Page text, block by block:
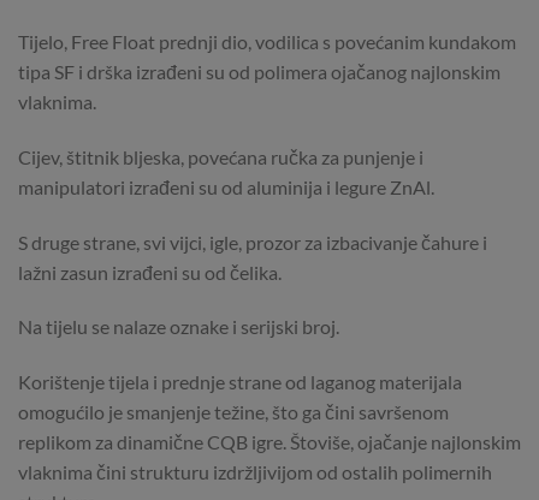
Tijelo, Free Float prednji dio, vodilica s povećanim kundakom
tipa SF i drška izrađeni su od polimera ojačanog najlonskim
vlaknima.
Cijev, štitnik bljeska, povećana ručka za punjenje i
manipulatori izrađeni su od aluminija i legure ZnAl.
S druge strane, svi vijci, igle, prozor za izbacivanje čahure i
lažni zasun izrađeni su od čelika.
Na tijelu se nalaze oznake i serijski broj.
Korištenje tijela i prednje strane od laganog materijala
omogućilo je smanjenje težine, što ga čini savršenom
replikom za dinamične CQB igre. Štoviše, ojačanje najlonskim
vlaknima čini strukturu izdržljivijom od ostalih polimernih